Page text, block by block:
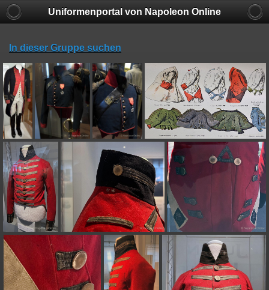
Uniformenportal von Napoleon Online
In dieser Gruppe suchen